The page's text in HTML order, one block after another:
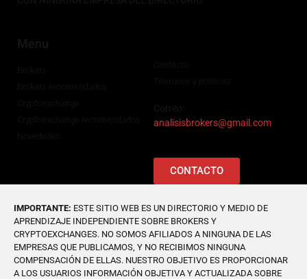
analisisbrokers@gmail.com
CONTACTO
IMPORTANTE: ESTE SITIO WEB ES UN DIRECTORIO Y MEDIO DE
APRENDIZAJE INDEPENDIENTE SOBRE BROKERS Y
CRYPTOEXCHANGES. NO SOMOS AFILIADOS A NINGUNA DE LAS
EMPRESAS QUE PUBLICAMOS, Y NO RECIBIMOS NINGUNA
COMPENSACIÓN DE ELLAS. NUESTRO OBJETIVO ES PROPORCIONAR
A LOS USUARIOS INFORMACIÓN OBJETIVA Y ACTUALIZADA SOBRE